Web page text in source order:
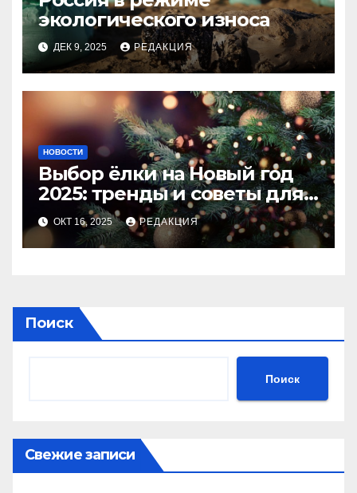
экологического износа
ДЕК 9, 2025 РЕДАКЦИЯ
НОВОСТИ
Выбор ёлки на Новый год
2025: тренды и советы для
идеального праздника
ОКТ 16, 2025 РЕДАКЦИЯ
Поиск
Поиск
Свежие записи